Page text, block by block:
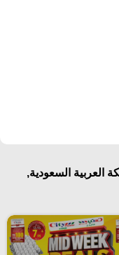
العربية السعودية,